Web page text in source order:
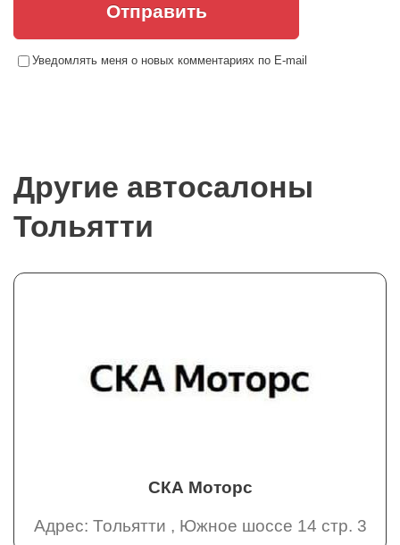
Отправить
Уведомлять меня о новых комментариях по E-mail
Другие автосалоны
Тольятти
СКА Моторс
Адрес: Тольятти , Южное шоссе 14 стр. 3